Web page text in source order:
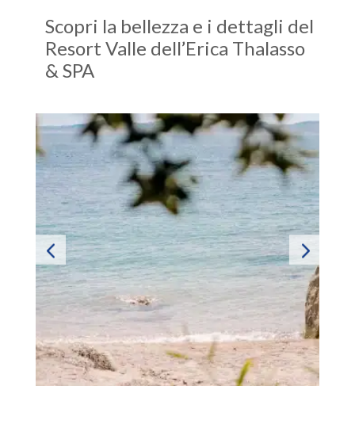
Scopri la bellezza e i dettagli del
Resort Valle dell’Erica Thalasso
& SPA